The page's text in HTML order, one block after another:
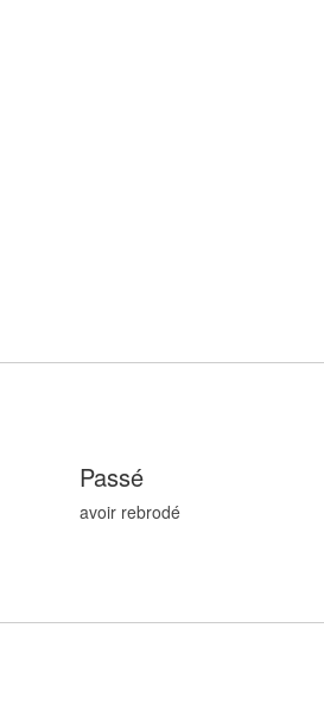
Passé
avoir rebrodé